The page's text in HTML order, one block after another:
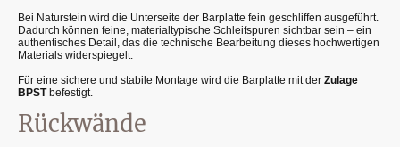
Bei Naturstein wird die Unterseite der Barplatte fein geschliffen ausgeführt.
Dadurch können feine, materialtypische Schleifspuren sichtbar sein – ein
authentisches Detail, das die technische Bearbeitung dieses hochwertigen
Materials widerspiegelt.
Für eine sichere und stabile Montage wird die Barplatte mit der Zulage
BPSTbefestigt.
Rückwände